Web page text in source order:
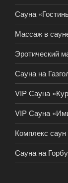
Сауна
Массаж в
Эротический
Сауна на
VIP Сауна
VIP Сауна
Комплекс
Сауна на